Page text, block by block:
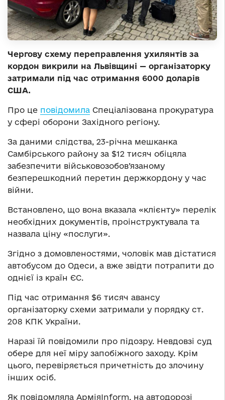
Чергову схему переправлення ухилянтів за
кордон викрили на Львівщині — організаторку
затримали під час отримання 6000 доларів
США.
Про це повідомила Спеціалізована прокуратура
у сфері оборони Західного регіону.
За даними слідства, 23-річна мешканка
Самбірського району за $12 тисяч обіцяла
забезпечити військовозобов’язаному
безперешкодний перетин держкордону у час
війни.
Встановлено, що вона вказала «клієнту» перелік
необхідних документів, проінструктувала та
назвала ціну «послуги».
Згідно з домовленостями, чоловік мав дістатися
автобусом до Одеси, а вже звідти потрапити до
однієї із країн ЄС.
Під час отримання $6 тисяч авансу
організаторку схеми затримали у порядку ст.
208 КПК України.
Наразі їй повідомили про підозру. Невдовзі суд
обере для неї міру запобіжного заходу. Крім
цього, перевіряється причетність до злочину
інших осіб.
Як повідомляла АрміяInform, на автодорозі